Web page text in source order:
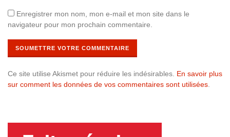
Enregistrer mon nom, mon e-mail et mon site dans le
navigateur pour mon prochain commentaire.
Ce site utilise Akismet pour réduire les indésirables. En savoir plus
sur comment les données de vos commentaires sont utilisées.